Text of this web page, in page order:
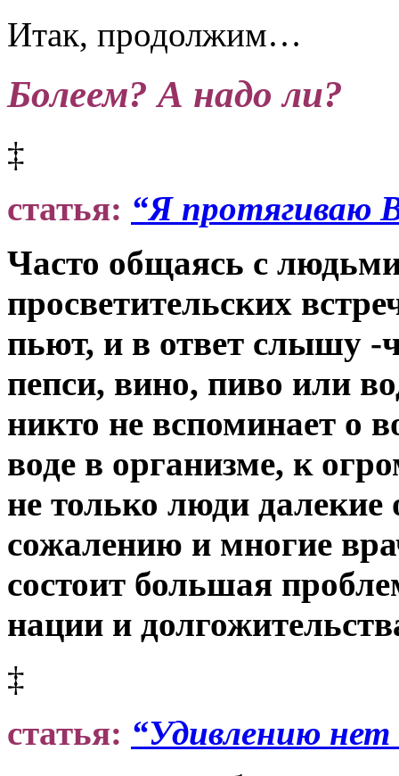
Итак, продолжим…
Болеем? А надо ли?
‡
статья: “Я протягиваю
Часто общаясь с
просветительских
пьют, и в ответ слышу -
пепси, вино, пиво или
никто не вспоминает о
воде в организме, к
не только люди
сожалению и многие
состоит большая
нации и
‡
статья: “Удивлению нет